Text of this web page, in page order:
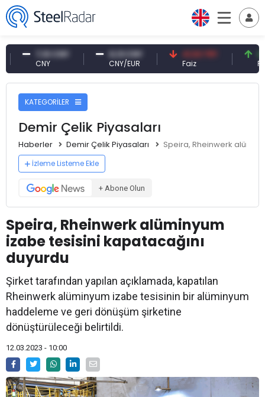
7,10 CNY 0,13 CNY
CNY/EUR
41,53 TRY 83,27
KATEGORİLER
Demir Çelik Piyasaları
Haberler Demir Çelik Piyasaları Speira, Rheinwerk
İzleme Listeme Ekle
+ Abone Olun
Speira, Rheinwerk alüminyum
izabe tesisini kapatacağını
duyurdu
Şirket tarafından yapılan açıklamada, kapatılan
Rheinwerk alüminyum izabe tesisinin bir alüminyum
haddeleme ve geri dönüşüm şirketine
dönüştürüleceği belirtildi.
12.03.2023 - 10:00